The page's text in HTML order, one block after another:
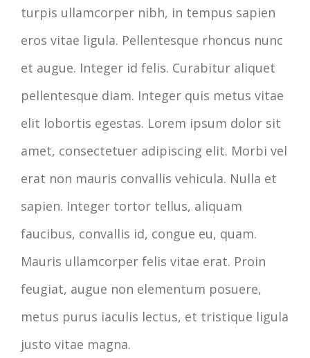
turpis ullamcorper nibh, in tempus sapien
eros vitae ligula. Pellentesque rhoncus nunc
et augue. Integer id felis. Curabitur aliquet
pellentesque diam. Integer quis metus vitae
elit lobortis egestas. Lorem ipsum dolor sit
amet, consectetuer adipiscing elit. Morbi vel
erat non mauris convallis vehicula. Nulla et
sapien. Integer tortor tellus, aliquam
faucibus, convallis id, congue eu, quam.
Mauris ullamcorper felis vitae erat. Proin
feugiat, augue non elementum posuere,
metus purus iaculis lectus, et tristique ligula
justo vitae magna.